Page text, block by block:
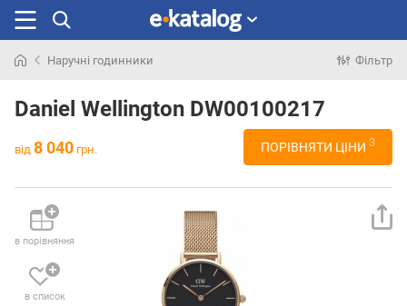
раніше
Наручні годинники Фільтр
Daniel Wellington DW00100217
від 8 040 грн. ПОРІВНЯТИ ЦІНИ 3
в порівняння
в список